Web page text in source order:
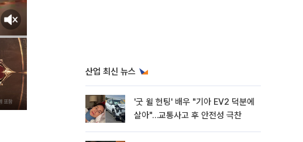
산업 최신 뉴스
'굿 윌 헌팅' 배우 "기아 EV2 덕분에
살아"…교통사고 후 안전성 극찬